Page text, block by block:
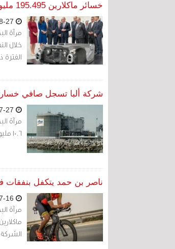
خسائر ماكلارين 195.495 مليون جنيه إسترليني خلال النصف الأول من عام 2020
الفترة
شركة ألبا تسجل صافي خسارة 10.6 مليون دينار خلال النصف الأول من
مرآة
10.6 مليون دينار بحريني (28.30 مليون دولار).
ناصر بن حمد يتكفل بنفقات
مرآة